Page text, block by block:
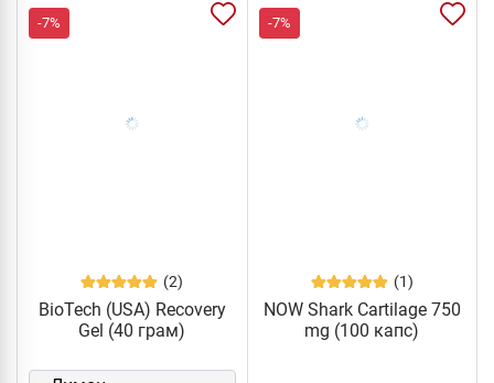
-7%
(2)
BioTech (USA) Recovery
Gel (40 грам)
-7%
(1)
NOW Shark Cartilage 750
mg (100 капс)